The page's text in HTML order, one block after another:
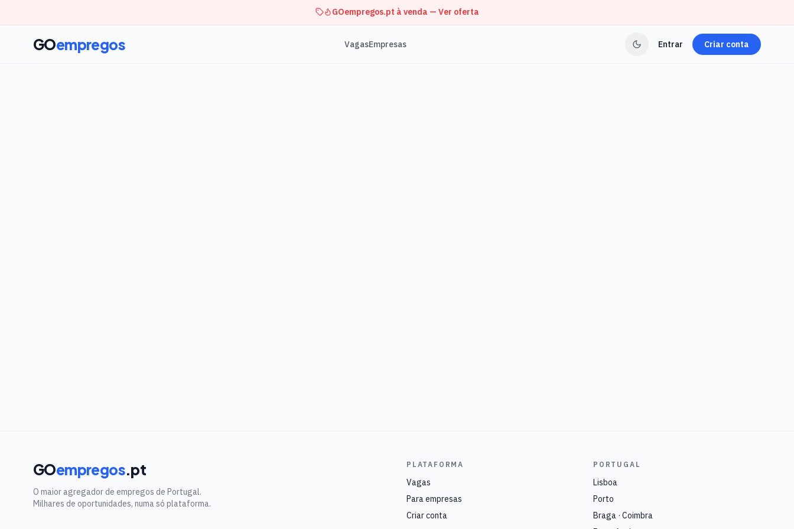
GOempregos.pt à venda — Ver oferta
GOempregos VagasEmpresas Entrar Criar conta
GOempregos.pt
O maior agregador de empregos de Portugal.
Milhares de oportunidades, numa só plataforma.
PLATAFORMA
Vagas
Para empresas
Criar conta
PORTUGAL
Lisboa
Porto
Braga · Coimbra